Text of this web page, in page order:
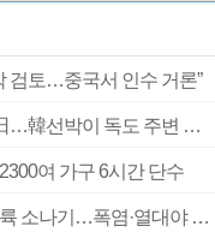
검토…중국서 인수 거론”
[속보] 여전히 ‘독도는 우리땅’ 외치는 日…韓선박이 독도 주변 해양조사 활동하자 반발
여 가구 6시간 단수
부산 울산 경남 구름 많고 경남 북서내륙 소나기…폭염·열대야 계속